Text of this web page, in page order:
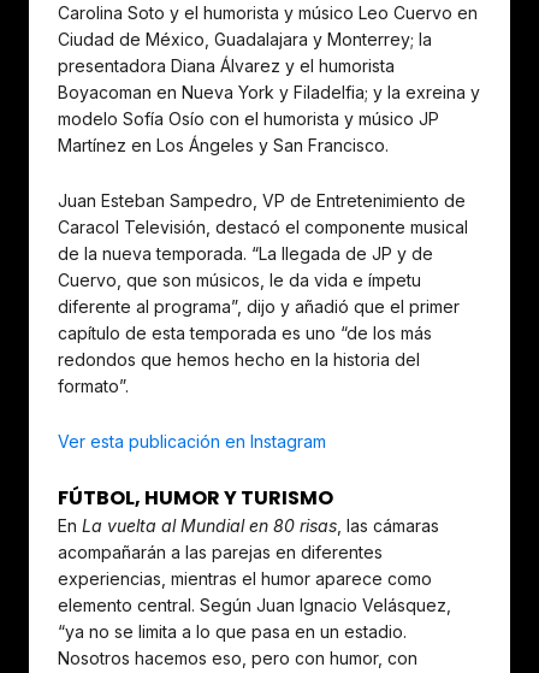
Carolina Soto y el humorista y músico Leo Cuervo en
Ciudad de México, Guadalajara y Monterrey; la
presentadora Diana Álvarez y el humorista
Boyacoman en Nueva York y Filadelfia; y la exreina y
modelo Sofía Osío con el humorista y músico JP
Martínez en Los Ángeles y San Francisco.
Juan Esteban Sampedro, VP de Entretenimiento de
Caracol Televisión, destacó el componente musical
de la nueva temporada. “La llegada de JP y de
Cuervo, que son músicos, le da vida e ímpetu
diferente al programa”, dijo y añadió que el primer
capítulo de esta temporada es uno “de los más
redondos que hemos hecho en la historia del
formato”.
Ver esta publicación en Instagram
FÚTBOL, HUMOR Y TURISMO
En La vuelta al Mundial en 80 risas, las cámaras
acompañarán a las parejas en diferentes
experiencias, mientras el humor aparece como
elemento central. Según Juan Ignacio Velásquez,
“ya no se limita a lo que pasa en un estadio.
Nosotros hacemos eso, pero con humor, con